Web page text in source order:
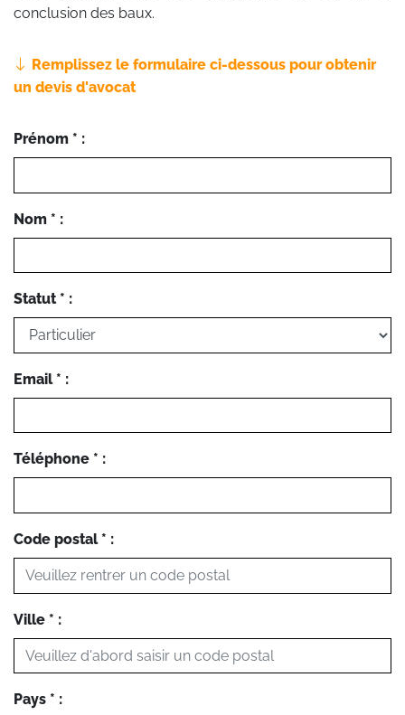
conclusion des baux.
Remplissez le formulaire ci-dessous pour obtenir
un devis d'avocat
Prénom * :
Nom * :
Statut * :
Email * :
Téléphone * :
Code postal * :
Ville * :
Pays * :